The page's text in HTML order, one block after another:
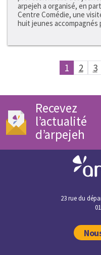
arpejeh a organisé, en
Centre Comédie, une
huit jeunes accompagnés
1 2 3
Recevez
l’actualité
d’arpejeh
23 rue du